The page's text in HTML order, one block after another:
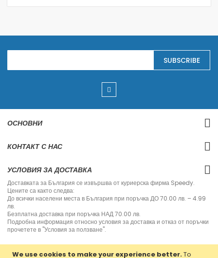
We use cookies to make your experience better.To
S
g
o
O
N
s
e
t
t
e
r
:
SUBSCRIBE
ОСНОВНИ
КОНТАКТ С НАС
УСЛОВИЯ ЗА ДОСТАВКА
Доставката за България се извършва от куриерска фирма Speedy.
Цените са както следва:
До всички населени места в България при поръчка ДО 70.00 лв. – 4.99
лв.
Безплатна доставка при поръчка НАД 70.00 лв.
Подробна информация относно условия за доставка и отказ от поръчки
прочетете в "Условия за ползване".